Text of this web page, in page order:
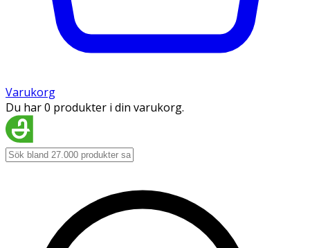
Varukorg
Du har 0 produkter i din varukorg.